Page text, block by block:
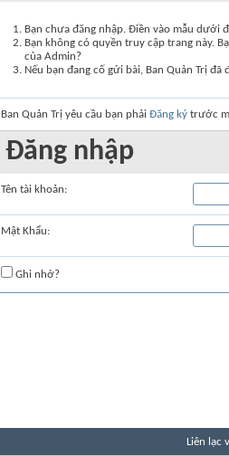
Bạn chưa đăng nhập. Điền vào mẫu dưới
Bạn không có quyền truy cập trang này.
của Admin?
Nếu bạn đang cố gửi bài, Ban Quản Trị
Ban Quản Trị yêu cầu bạn phải Đăng ký trước
Đăng nhập
Tên tài khoản:
Mật Khẩu:
Ghi nhớ?
Liên lạc